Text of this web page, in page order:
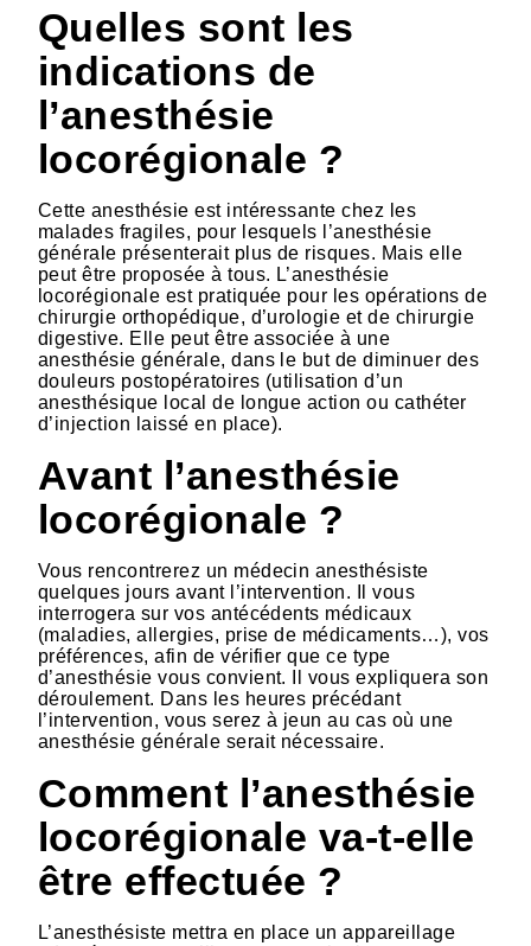
Quelles sont les
indications de
l’anesthésie
locorégionale ?
Cette anesthésie est intéressante chez les
malades fragiles, pour lesquels l’anesthésie
générale présenterait plus de risques. Mais elle
peut être proposée à tous. L’anesthésie
locorégionale est pratiquée pour les opérations de
chirurgie orthopédique, d’urologie et de chirurgie
digestive. Elle peut être associée à une
anesthésie générale, dans le but de diminuer des
douleurs postopératoires (utilisation d’un
anesthésique local de longue action ou cathéter
d’injection laissé en place).
Avant l’anesthésie
locorégionale ?
Vous rencontrerez un médecin anesthésiste
quelques jours avant l’intervention. Il vous
interrogera sur vos antécédents médicaux
(maladies, allergies, prise de médicaments…), vos
préférences, afin de vérifier que ce type
d’anesthésie vous convient. Il vous expliquera son
déroulement. Dans les heures précédant
l’intervention, vous serez à jeun au cas où une
anesthésie générale serait nécessaire.
Comment l’anesthésie
locorégionale va-t-elle
être effectuée ?
L’anesthésiste mettra en place un appareillage